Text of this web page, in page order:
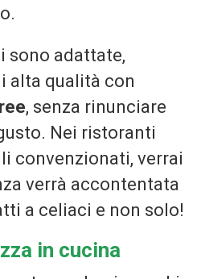
sono adattate,
alta qualità con
, senza rinunciare
Nei ristoranti
convenzionati, verrai
verrà accontentata
a celiaci e non solo!
in cucina